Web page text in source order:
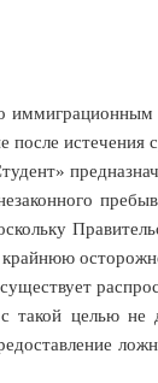
иммиграционным
после
с такой целью